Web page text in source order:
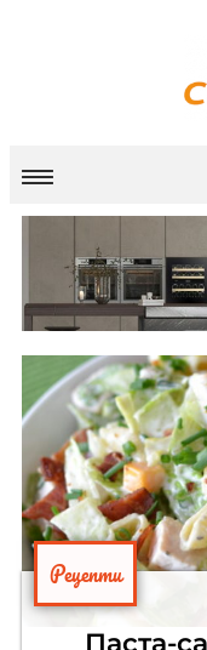
Рецепти